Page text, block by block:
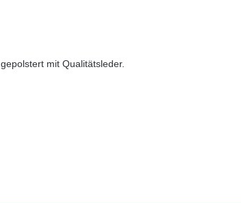
mit Qualitätsleder.